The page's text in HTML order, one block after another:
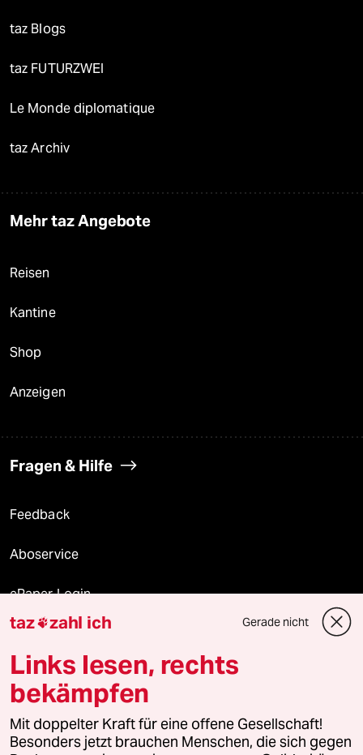
taz Blogs
taz FUTURZWEI
Le Monde diplomatique
taz Archiv
Mehr taz Angebote
Reisen
Kantine
Shop
Anzeigen
Fragen & Hilfe
Feedback
Aboservice
ePaper Login
Downloads für Abonnierende
© 2026 taz Verlags und Vertriebs GmbH
Alle Rechte vorbehalten. Bei rechtlichen Fragen oder für Genehmigungen
wenden Sie sich bitte an lizenzen@taz.de
taz zahl ich Gerade nicht
Links lesen, rechts
bekämpfen
Mit doppelter Kraft für eine offene Gesellschaft!
Besonders jetzt brauchen Menschen, die sich gegen